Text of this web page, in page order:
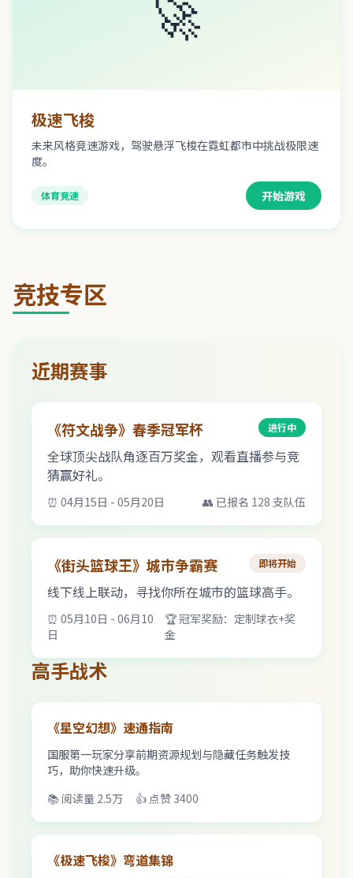
🚀
极速飞梭
未来风格竞速游戏，驾驶悬浮飞梭在霓虹都市中挑战极限速
度。
体育竞速 开始游戏
竞技专区
近期赛事
《符文战争》春季冠军杯 进行中
全球顶尖战队角逐百万奖金，观看直播参与竞
猜赢好礼。
⏰ 04月15日 - 05月20日 👥 已报名 128 支队伍
《街头篮球王》城市争霸赛 即将开始
线下线上联动，寻找你所在城市的篮球高手。
⏰ 05月10日 - 06月10
日
🏆 冠军奖励：定制球衣+奖
金
高手战术
《星空幻想》速通指南
国服第一玩家分享前期资源规划与隐藏任务触发技
巧，助你快速升级。
📚 阅读量 2.5万
👍 点赞 3400
《极速飞梭》弯道集锦